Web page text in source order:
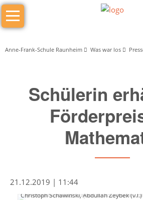
Navigation
überspringen
Das
sind
macht
was
Schulleiter
Anne-Frank-Schule Raunheim Was war los
Schülerin
21.12.2019 | 11:44
Mathematiker unter sich: Gudrun
Christoph Schawinski, Abdullah Zeybek